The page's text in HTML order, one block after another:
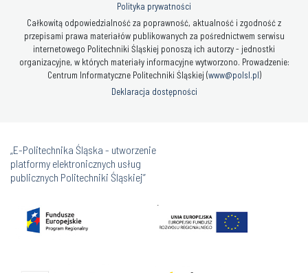
Polityka prywatności
Całkowitą odpowiedzialność za poprawność, aktualność i zgodność z
przepisami prawa materiałów publikowanych za pośrednictwem serwisu
internetowego Politechniki Śląskiej ponoszą ich autorzy - jednostki
organizacyjne, w których materiały informacyjne wytworzono. Prowadzenie:
Centrum Informatyczne Politechniki Śląskiej (www@polsl.pl)
Deklaracja dostępności
„E-Politechnika Śląska - utworzenie
platformy elektronicznych usług
publicznych Politechniki Śląskiej”